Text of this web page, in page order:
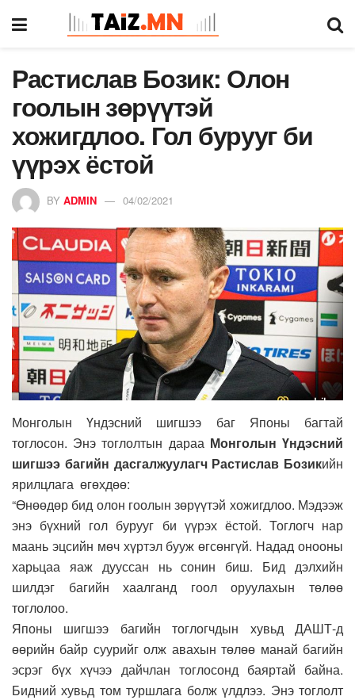
Растислав Бозик: Олон
гоолын зөрүүтэй
хожигдлоо. Гол бурууг би
үүрэх ёстой
BY ADMIN 04/02/2021
Монголын Үндэсний шигшээ баг Японы багтай
тоглосон. Энэ тоглолтын дараа Монголын Үндэсний
шигшээ багийн дасгалжуулагч Растислав Бозикийн
ярилцлага өгөхдөө:
“Өнөөдөр бид олон гоолын зөрүүтэй хожигдлоо. Мэдээж
энэ бүхний гол бурууг би үүрэх ёстой. Тоглогч нар
маань эцсийн мөч хүртэл бууж өгсөнгүй. Надад онооны
харьцаа яаж дууссан нь сонин биш. Бид дэлхийн
шилдэг багийн хаалганд гоол оруулахын төлөө
тоглолоо.
Японы шигшээ багийн тоглогчдын хувьд ДАШТ-д
өөрийн байр суурийг олж авахын төлөө манай багийн
эсрэг бүх хүчээ дайчлан тоглосонд баяртай байна.
Бидний хувьд том туршлага болж үлдлээ. Энэ тоглолт